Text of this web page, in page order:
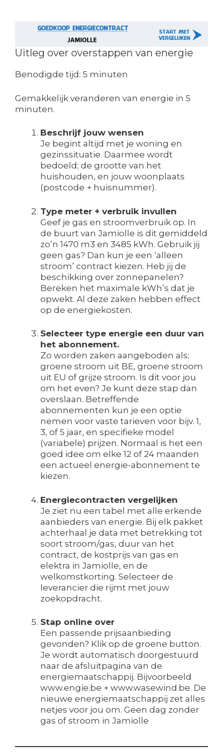
Uitleg over overstappen van energie
Benodigde tijd: 5 minuten
Gemakkelijk veranderen van energie in 5
minuten.
Beschrijf jouw wensen
Je begint altijd met je woning en
gezinssituatie. Daarmee wordt
bedoeld; de grootte van het
huishouden, en jouw woonplaats
(postcode + huisnummer).
Type meter + verbruik invullen
Geef je gas en stroomverbruik op. In
de buurt van Jamiolle is dit gemiddeld
zo’n 1470 m3 en 3485 kWh. Gebruik jij
geen gas? Dan kun je een ‘alleen
stroom’ contract kiezen. Heb jij de
beschikking over zonnepanelen?
Bereken het maximale kWh’s dat je
opwekt. Al deze zaken hebben effect
op de energiekosten.
Selecteer type energie een duur van
het abonnement.
Zo worden zaken aangeboden als;
groene stroom uit BE, groene stroom
uit EU of grijze stroom. Is dit voor jou
om het even? Je kunt deze stap dan
overslaan. Betreffende
abonnementen kun je een optie
nemen voor vaste tarieven voor bijv. 1,
3, of 5 jaar, en specifieke model
(variabele) prijzen. Normaal is het een
goed idee om elke 12 of 24 maanden
een actueel energie-abonnement te
kiezen.
Energiecontracten vergelijken
Je ziet nu een tabel met alle erkende
aanbieders van energie. Bij elk pakket
achterhaal je data met betrekking tot
soort stroom/gas, duur van het
contract, de kostprijs van gas en
elektra in Jamiolle, en de
welkomstkorting. Selecteer de
leverancier die rijmt met jouw
zoekopdracht.
Stap online over
Een passende prijsaanbieding
gevonden? Klik op de groene button.
Je wordt automatisch doorgestuurd
naar de afsluitpagina van de
energiemaatschappij. Bijvoorbeeld
www.engie.be + www.wasewind.be. De
nieuwe energiemaatschappij zet alles
netjes voor jou om. Geen dag zonder
gas of stroom in Jamiolle